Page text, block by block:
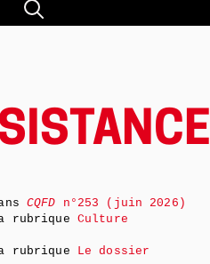
CQFD n°253 (juin 2026)
rubrique Culture
rubrique Le dossier